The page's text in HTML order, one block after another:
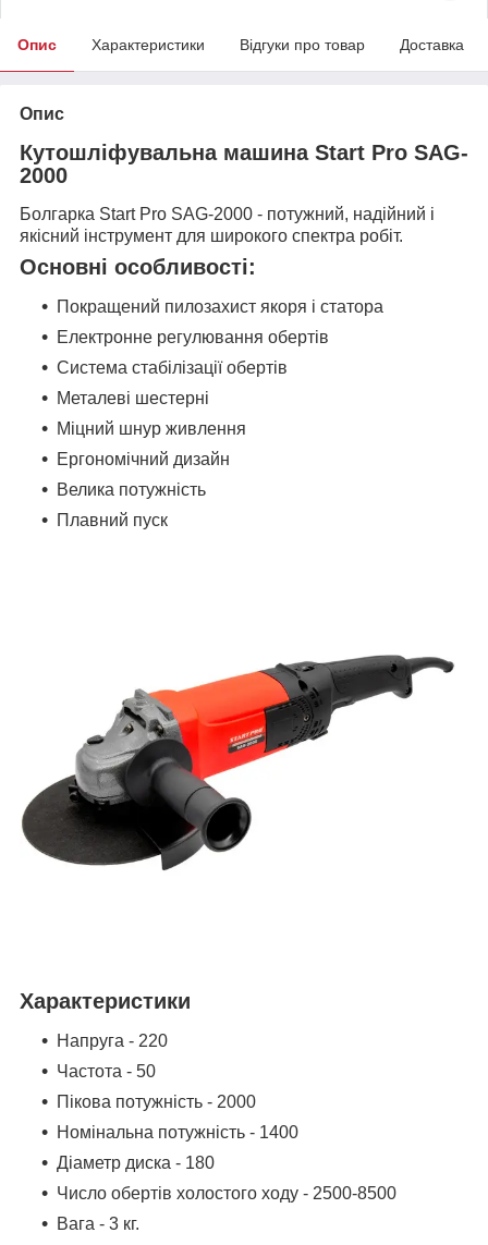
Опис Характеристики Відгуки про товар Доставка
Опис
Кутошліфувальна машина Start Pro SAG-
2000
Болгарка Start Pro SAG-2000 - потужний, надійний і
якісний інструмент для широкого спектра робіт.
Основні особливості:
Покращений пилозахист якоря і статора
Електронне регулювання обертів
Система стабілізації обертів
Металеві шестерні
Міцний шнур живлення
Ергономічний дизайн
Велика потужність
Плавний пуск
Характеристики
Напруга - 220
Частота - 50
Пікова потужність - 2000
Номінальна потужність - 1400
Діаметр диска - 180
Число обертів холостого ходу - 2500-8500
Вага - 3 кг.